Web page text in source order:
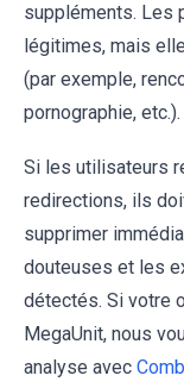
suppléments. Les
légitimes, mais
(par exemple,
pornographie, etc.).
Si les utilisateurs
redirections, ils
supprimer
douteuses et les
détectés. Si votre
MegaUnit, nous
analyse avec